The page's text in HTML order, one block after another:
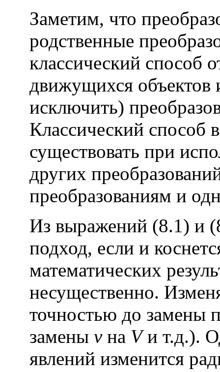
Заметим, что
родственные
классический способ
движущихся объектов
исключить)
Классический способ
существовать при
других
преобразованиям и
Из выражений (8.1) и
подход, если и
математических
несущественно.
точностью до замены
замены vна Vи т.д.).
явлений изменится